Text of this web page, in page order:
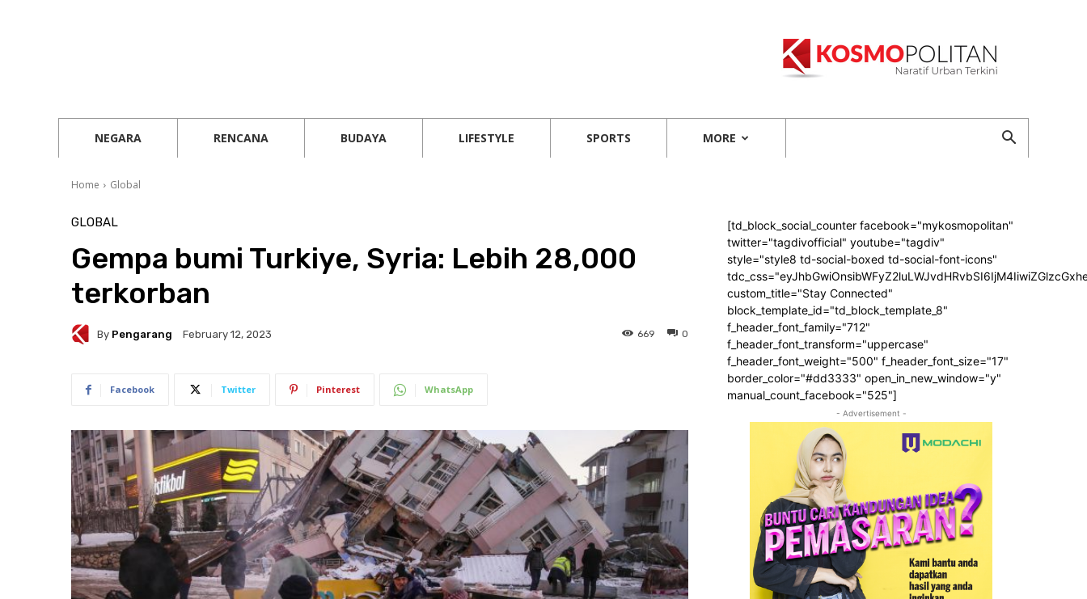
NEGARA RENCANA BUDAYA LIFESTYLE SPORTS MORE
Home Global
GLOBAL
Gempa bumi Turkiye, Syria: Lebih 28,000
terkorban
By Pengarang February 12, 2023 0
669
Facebook Twitter Pinterest WhatsApp
[td_block_social_counter facebook="mykosmopolitan"
twitter="tagdivofficial" youtube="tagdiv"
style="style8 td-social-boxed td-social-font-icons"
custom_title="Stay Connected"
block_template_id="td_block_template_8"
f_header_font_family="712"
f_header_font_transform="uppercase"
f_header_font_weight="500" f_header_font_size="17"
border_color="#dd3333" open_in_new_window="y"
manual_count_facebook="525"]
- Advertisement -